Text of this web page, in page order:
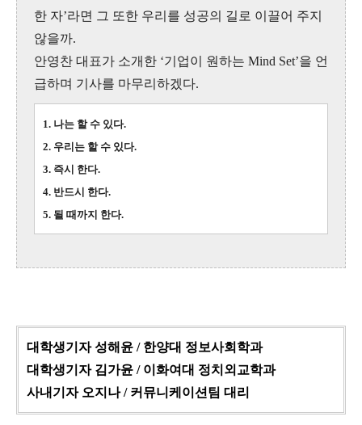
한 자’라면 그 또한 우리를 성공의 길로 이끌어 주지
않을까.
안영찬 대표가 소개한 ‘기업이 원하는 Mind Set’을 언
급하며 기사를 마무리하겠다.
1. 나는 할 수 있다.
2. 우리는 할 수 있다.
3. 즉시 한다.
4. 반드시 한다.
5. 될 때까지 한다.
대학생기자 성해윤 / 한양대 정보사회학과
대학생기자 김가윤 / 이화여대 정치외교학과
사내기자 오지나 / 커뮤니케이션팀 대리